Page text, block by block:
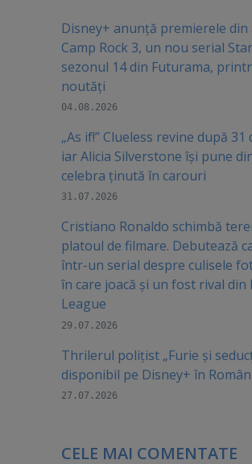
Disney+ anunță premierele din
Camp Rock 3, un nou serial
sezonul 14 din Futurama,
noutăți
04.08.2026
„As if!” Clueless revine după 31
iar Alicia Silverstone își pune
celebra ținută în carouri
31.07.2026
Cristiano Ronaldo schimbă
platoul de filmare. Debutează
într-un serial despre culisele
în care joacă şi un fost rival din
League
29.07.2026
Thrilerul polițist „Furie și
disponibil pe Disney+ în
27.07.2026
CELE MAI COMENTATE